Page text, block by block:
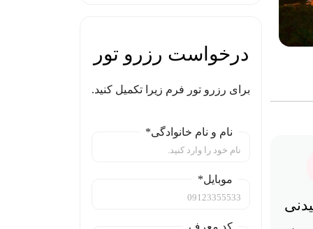
درخواست رزرو تور
برای رزرو تور فرم زیرا تکمیل کنید.
نام و نام خانوادگی*
موبایل*